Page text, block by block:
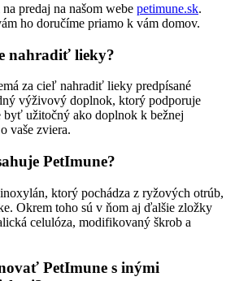
predaj na našom webe petimune.sk.
ho doručíme priamo k vám domov.
nahradiť lieky?
za cieľ nahradiť lieky predpísané
výživový doplnok, ktorý podporuje
byť užitočný ako doplnok k bežnej
vaše zviera.
PetImune?
ktorý pochádza z ryžových otrúb,
Okrem toho sú v ňom aj ďalšie zložky
celulóza, modifikovaný škrob a
PetImune s inými